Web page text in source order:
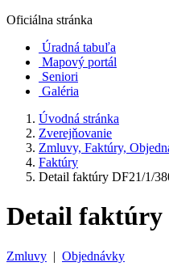
Oficiálna stránka
Úradná tabuľa
Mapový portál
Seniori
Galéria
Úvodná stránka
Zverejňovanie
Zmluvy, Faktúry,
Faktúry
Detail faktúry DF21/1/
Detail faktúry
Zmluvy | Objednávky